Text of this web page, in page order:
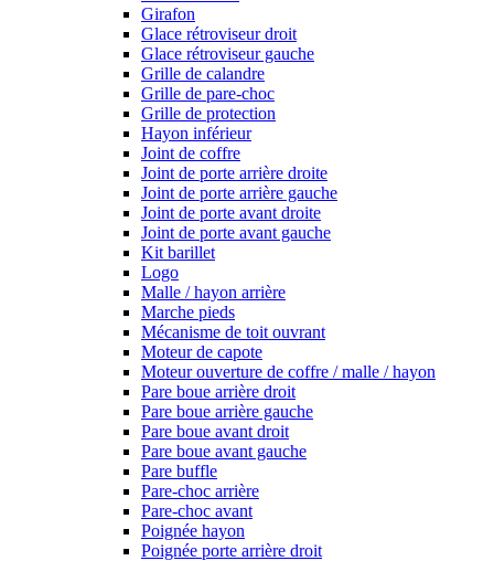
Girafon
Glace rétroviseur droit
Glace rétroviseur gauche
Grille de calandre
Grille de pare-choc
Grille de protection
Hayon inférieur
Joint de coffre
Joint de porte arrière droite
Joint de porte arrière gauche
Joint de porte avant droite
Joint de porte avant gauche
Kit barillet
Logo
Malle / hayon arrière
Marche pieds
Mécanisme de toit ouvrant
Moteur de capote
Moteur ouverture de coffre / malle / hayon
Pare boue arrière droit
Pare boue arrière gauche
Pare boue avant droit
Pare boue avant gauche
Pare buffle
Pare-choc arrière
Pare-choc avant
Poignée hayon
Poignée porte arrière droit